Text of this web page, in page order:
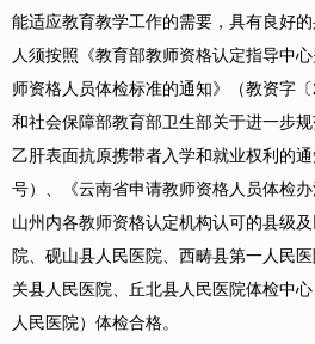
能适应教育教学工作的需要，具有良好
人须按照《教育部教师资格认定指导中
师资格人员体检标准的通知》（教资字
和社会保障部教育部卫生部关于进一步
乙肝表面抗原携带者入学和就业权利的
号）、《云南省申请教师资格人员体检
山州内各教师资格认定机构认可的县级
院、砚山县人民医院、西畴县第一人民
关县人民医院、丘北县人民医院体检中
人民医院）体检合格。